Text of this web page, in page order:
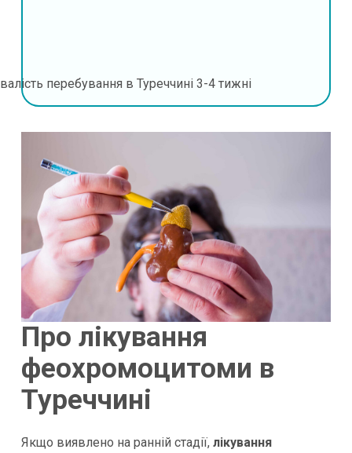
перебування в Туреччині 3-4 тижні
Про лікування
феохромоцитоми в
Туреччині
Якщо виявлено на ранній стадії, лікування